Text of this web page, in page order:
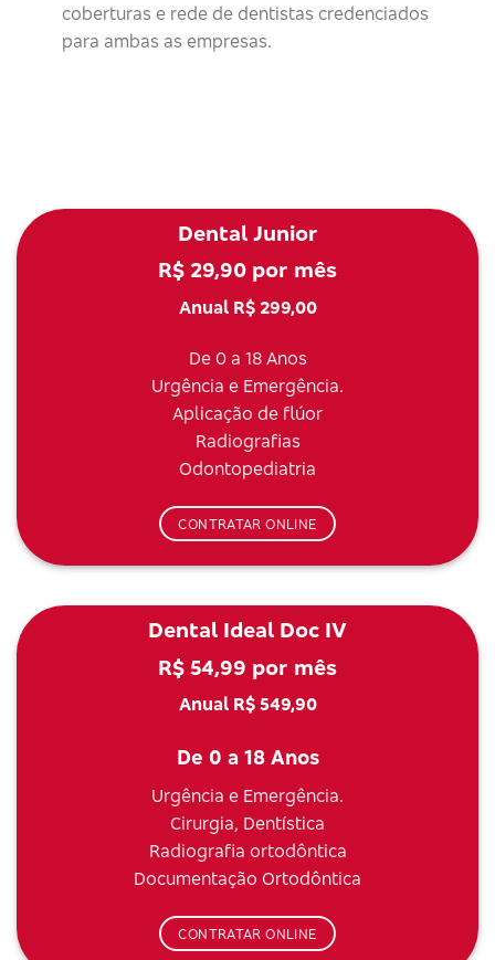
coberturas e rede de dentistas credenciados
para ambas as empresas.
Dental Junior
R$ 29,90 por mês
Anual R$ 299,00
De 0 a 18 Anos
Urgência e Emergência.
Aplicação de flúor
Radiografias
Odontopediatria
CONTRATAR ONLINE
Dental Ideal Doc IV
R$ 54,99 por mês
Anual R$ 549,90
De 0 a 18 Anos
Urgência e Emergência.
Cirurgia, Dentística
Radiografia ortodôntica
Documentação Ortodôntica
CONTRATAR ONLINE